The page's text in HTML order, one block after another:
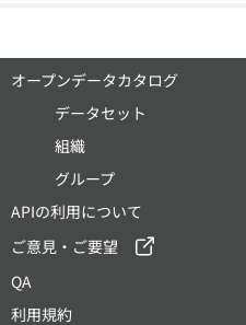
オープンデータカタログ
データセット
組織
グループ
APIの利用について
ご意見・ご要望
QA
利用規約